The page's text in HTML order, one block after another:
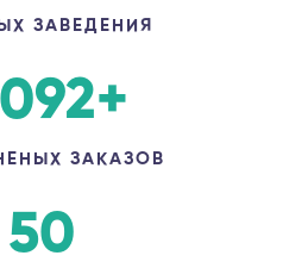
ЗАВЕДЕНИЯ
+
ЗАКАЗОВ
50